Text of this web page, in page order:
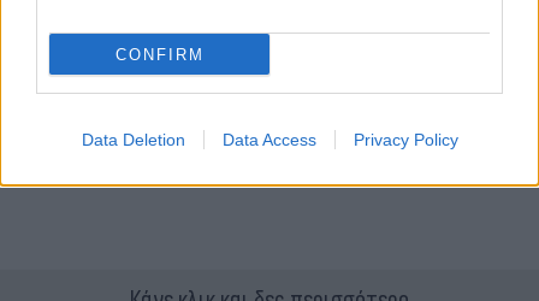
CONFIRM
Data Deletion Data Access Privacy Policy